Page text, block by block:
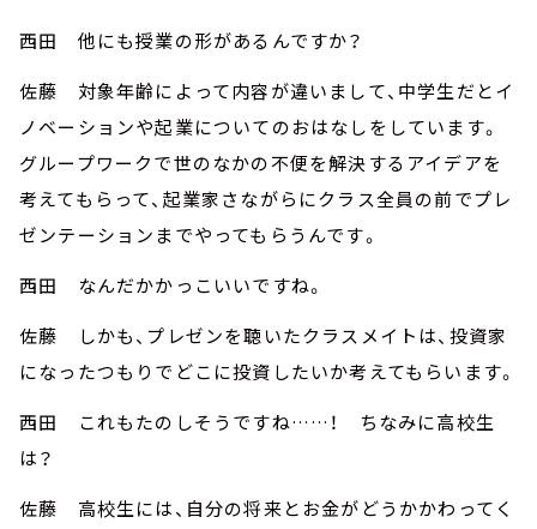
西田 他にも授業の形があるんですか？
佐藤 対象年齢によって内容が違いまして、中学生だとイ
ノベーションや起業についてのおはなしをしています。
グループワークで世のなかの不便を解決するアイデアを
考えてもらって、起業家さながらにクラス全員の前でプレ
ゼンテーションまでやってもらうんです。
西田 なんだかかっこいいですね。
佐藤 しかも、プレゼンを聴いたクラスメイトは、投資家
になったつもりでどこに投資したいか考えてもらいます。
西田 これもたのしそうですね……！ ちなみに高校生
は？
佐藤 高校生には、自分の将来とお金がどうかかわってく